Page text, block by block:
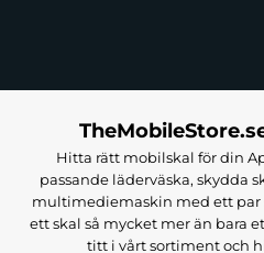
Hitta rätt mobilskal för din
passande läderväska, skydda
multimediemaskin med ett par
ett skal så mycket mer än bara
titt i vårt sortiment och